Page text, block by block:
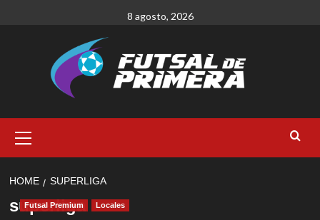
8 agosto, 2026
Menu
HOME SUPERLIGA
superliga
Futsal Premium Locales